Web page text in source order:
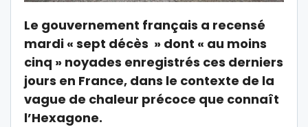
Le gouvernement français a recensé
mardi « sept décès » dont « au moins
cinq » noyades enregistrés ces derniers
jours en France, dans le contexte de la
vague de chaleur précoce que connaît
l’Hexagone.